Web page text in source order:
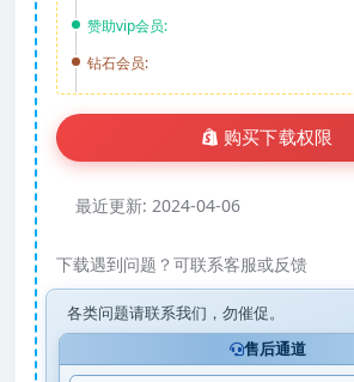
赞助vip会员:
钻石会员:
购买下载权限
最近更新: 2024-04-06
下载遇到问题？可联系客服或反馈
各类问题请联系我们，勿催促。
售后通道